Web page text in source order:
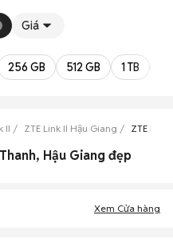
Giá
256 GB 512 GB 1 TB
II ZTE Link II Hậu Giang ZTE Link
Hậu Giang đẹp
Xem Cửa hàng